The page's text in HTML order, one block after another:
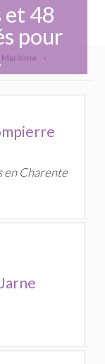
48
pour
Maritime
›
en Charente